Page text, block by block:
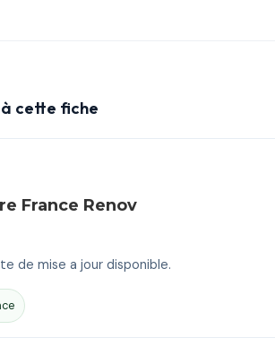
à cette fiche
France Renov
de mise a jour disponible.